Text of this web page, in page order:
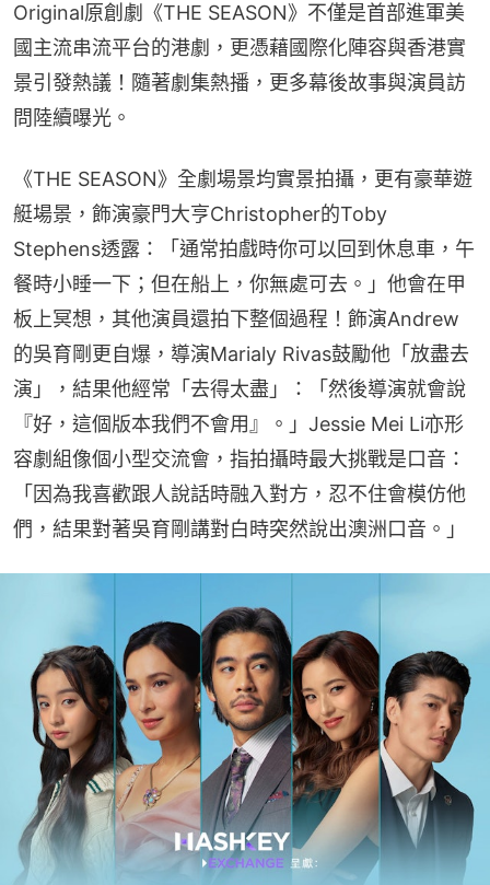
Original原創劇《THE SEASON》不僅是首部進軍美
國主流串流平台的港劇，更憑藉國際化陣容與香港實
景引發熱議！隨著劇集熱播，更多幕後故事與演員訪
問陸續曝光。
《THE SEASON》全劇場景均實景拍攝，更有豪華遊
艇場景，飾演豪門大亨Christopher的Toby
Stephens透露：「通常拍戲時你可以回到休息車，午
餐時小睡一下；但在船上，你無處可去。」他會在甲
板上冥想，其他演員還拍下整個過程！飾演Andrew
的吳育剛更自爆，導演Marialy Rivas鼓勵他「放盡去
演」，結果他經常「去得太盡」：「然後導演就會說
『好，這個版本我們不會用』。」Jessie Mei Li亦形
容劇組像個小型交流會，指拍攝時最大挑戰是口音：
「因為我喜歡跟人說話時融入對方，忍不住會模仿他
們，結果對著吳育剛講對白時突然說出澳洲口音。」